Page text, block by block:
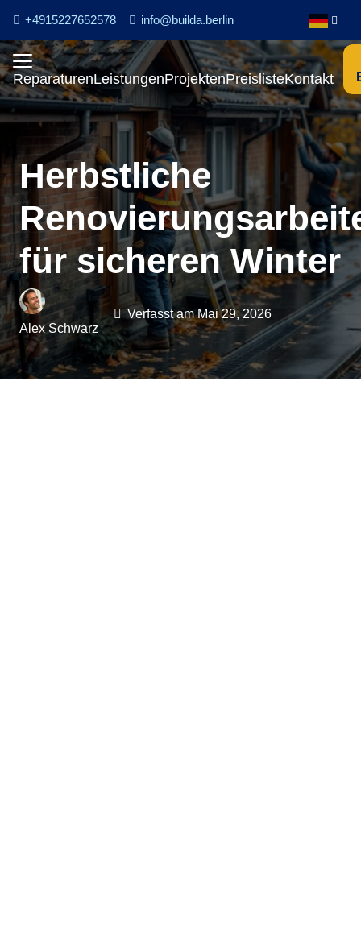
+4915227652578 info@builda.berlin
ReparaturenLeistungenProjektenPreislisteKontakt
Herbstliche
für sicheren Winter
Alex Schwarz
Verfasst amMai 29, 2026